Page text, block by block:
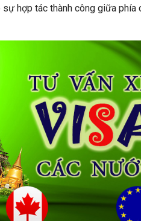
hợp tác thành công giữa phía